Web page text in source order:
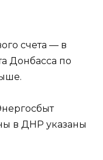
счета — в
Донбасса по
в ДНР указаны